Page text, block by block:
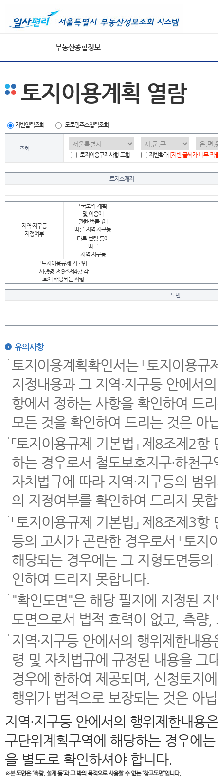
부동산종합정보
토지이용계획 열람
지번입력조회 도로명주소입력조회
조회
토지이용규제사항 포함
지번확대 [지번 글씨가 너무 작
토지소재지
지역·지구등
지정여부
「국토의 계획
및 이용에
관한 법률 」에
따른 지역·지구등
다른 법령 등에
따른
지역·지구등
「토지이용규제 기본법
시행령」 제9조제4항 각
호에 해당되는 사항
도면
유의사항
토지이용계획확인서는 「토지이용
지정내용과 그 지역·지구등 안에서
항에서 정하는 사항을 확인하여 드
모든 것을 확인하여 드리는 것은 아
「토지이용규제 기본법」 제8조제2
하는 경우로서 철도보호지구·하천
자치법규에 따라 지역·지구등의 범
의 지정여부를 확인하여 드리지 못
「토지이용규제 기본법」 제8조제3
등의 고시가 곤란한 경우로서 「토
해당되는 경우에는 그 지형도면등
인하여 드리지 못합니다.
"확인도면"은 해당 필지에 지정된
도면으로서 법적 효력이 없고, 측량
지역·지구등 안에서의 행위제한내
령 및 자치법규에 규정된 내용을 그
경우에 한하여 제공되며, 신청토지
행위가 법적으로 보장되는 것은 아
지역·지구등 안에서의 행위제한내용
구단위계획구역에 해당하는 경우에
을 별도로 확인하셔야 합니다.
※본 도면은“측량, 설계 등”과 그 밖의 목적으로 사용할 수 없는 “참고도면”입니다.